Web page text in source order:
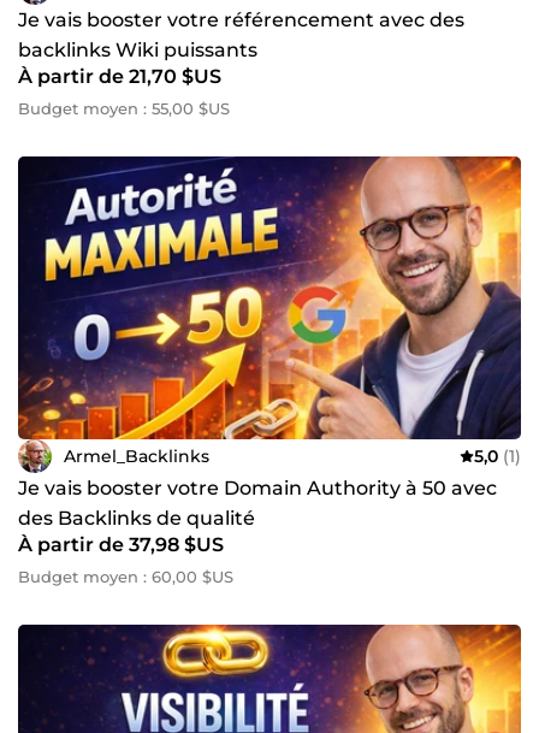
Je vais booster votre référencement avec des
backlinks Wiki puissants
À partir de 21,70 $US
Budget moyen : 55,00 $US
Armel_Backlinks 5,0 (1)
Je vais booster votre Domain Authority à 50 avec
des Backlinks de qualité
À partir de 37,98 $US
Budget moyen : 60,00 $US